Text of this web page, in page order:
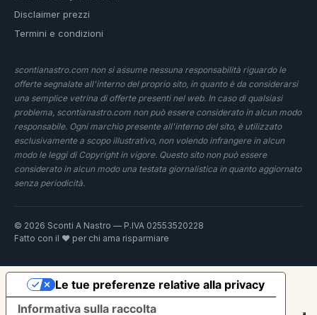
Disclaimer prezzi
Termini e condizioni
scontianastro.com non si assume nessuna responsabilità riguardo le
offerte segnalate all'interno del proprio sito, in quanto è da considerarsi
una semplice vetrina di offerte presenti nel web. In caso di qualsiasi
problema, scontianastro.com non può essere considerato in alcun modo
responsabile. Ogni marchio presente all'interno del sito, è utilizzato
esclusivamente a scopo illustrativo, non volendo infrangere in alcun
modo le leggi di Copyright in vigore. Questo sito non può essere
considerato in alcun modo una testata giornalistica in quanto aggiornato
senza periodicità.
© 2026 Sconti A Nastro — P.IVA 02553520228
Fatto con il ❤️ per chi ama risparmiare
Informativa sulla raccolta
Le tue preferenze relative alla privacy